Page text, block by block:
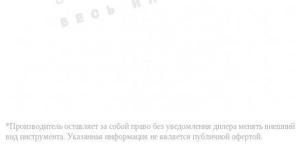
*Производитель оставляет за собой право без уведомления дилера менять внешний
вид инструмента. Указанная информация не является публичной офертой.